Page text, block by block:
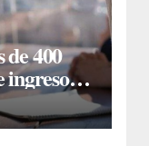
400
ingreso